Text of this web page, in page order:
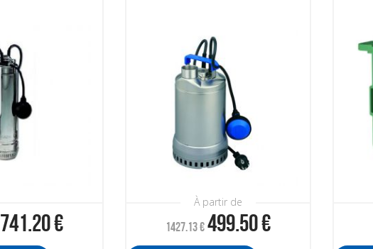
741.20€
À partir de
1427.13€ 499.50€